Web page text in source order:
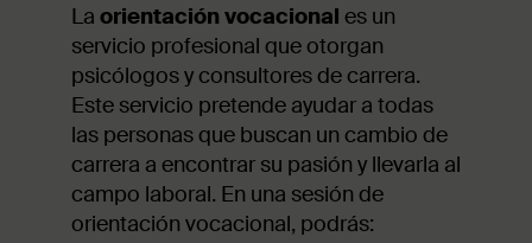
La orientación vocacional es un
servicio profesional que otorgan
psicólogos y consultores de carrera.
Este servicio pretende ayudar a todas
las personas que buscan un cambio de
carrera a encontrar su pasión y llevarla al
campo laboral. En una sesión de
orientación vocacional, podrás: